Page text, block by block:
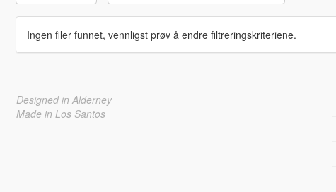
Ingen filer funnet, vennligst prøv å endre filtreringskriteriene.
Designed in Alderney
Made in Los Santos